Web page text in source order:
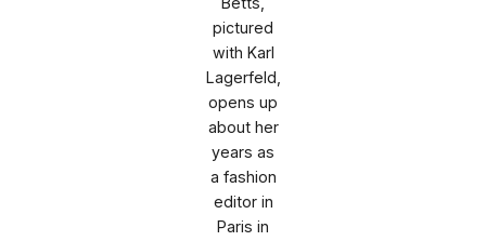
pictured
with Karl
Lagerfeld,
opens up
about her
years as
a fashion
editor in
Paris in